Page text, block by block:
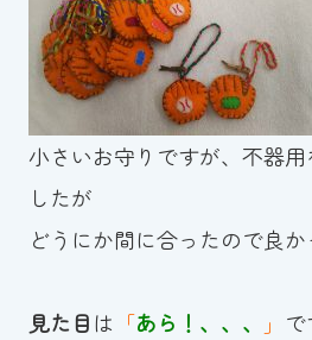
小さいお守りですが、不器
したが
どうにか間に合ったので良か
見た目は 「あら！、、、 」 で